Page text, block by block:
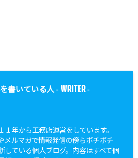
書いている人 - WRITER-
１年から工務店運営をしています。
メルマガで情報発信の傍らボチボチ
している個人ブログ。内容はすべて個